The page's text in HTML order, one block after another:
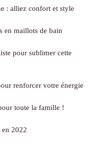
: alliez confort et style
en maillots de bain
pour sublimer cette
renforcer votre énergie
toute la famille !
en 2022